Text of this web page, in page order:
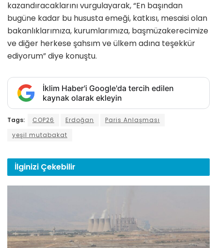
kazandıracaklarını vurgulayarak, “En başından
bugüne kadar bu hususta emeği, katkısı, mesaisi olan
bakanlıklarımıza, kurumlarımıza, başmüzakerecimize
ve diğer herkese şahsım ve ülkem adına teşekkür
ediyorum” diye konuştu.
İklim Haber'i Google'da tercih edilen
kaynak olarak ekleyin
Tags: COP26 Erdoğan
Paris Anlaşması
yeşil mutabakat
İlginizi Çekebilir